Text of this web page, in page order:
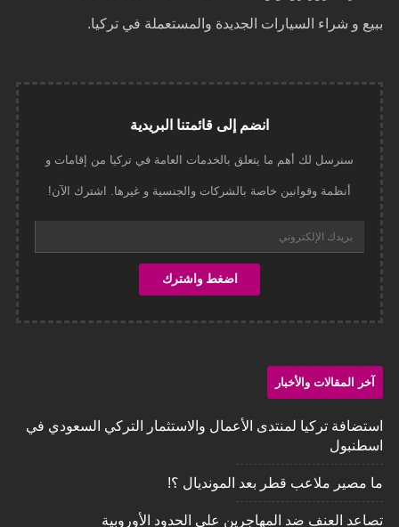
ببيع و شراء السيارات الجديدة والمستعملة في تركيا.
انضم إلى قائمتنا البريدية
سنرسل لك أهم ما يتعلق بالخدمات العامة في تركيا من إقامات و
أنظمة وقوانين خاصة بالشركات والجنسية و غيرها. اشترك الآن!
آخر المقالات والأخبار
استضافة تركيا لمنتدى الأعمال والاستثمار التركي السعودي في
اسطنبول
ما مصير ملاعب قطر بعد المونديال ؟!
تصاعد العنف ضد المهاجرين على الحدود الأوروبية